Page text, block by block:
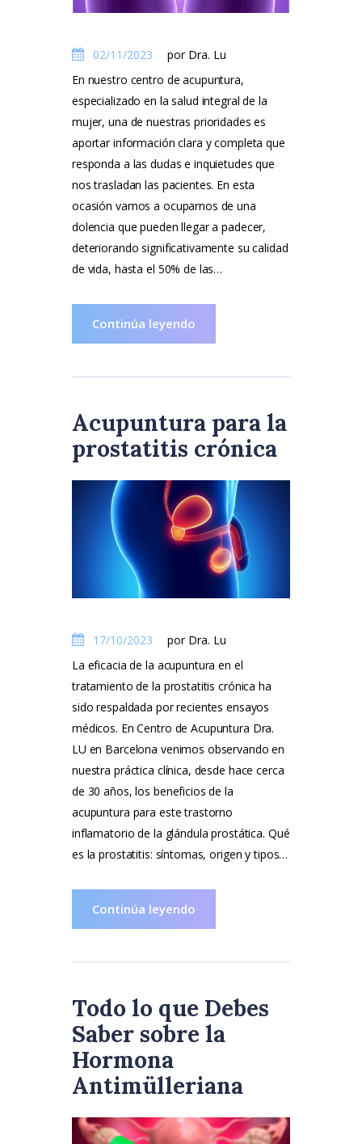
02/11/2023
por Dra. Lu
En nuestro centro de acupuntura,
especializado en la salud integral de la
mujer, una de nuestras prioridades es
aportar información clara y completa que
responda a las dudas e inquietudes que
nos trasladan las pacientes. En esta
ocasión vamos a ocuparnos de una
dolencia que pueden llegar a padecer,
deteriorando significativamente su calidad
de vida, hasta el 50% de las…
Continúa leyendo
Acupuntura para la
prostatitis crónica
17/10/2023
por Dra. Lu
La eficacia de la acupuntura en el
tratamiento de la prostatitis crónica ha
sido respaldada por recientes ensayos
médicos. En Centro de Acupuntura Dra.
LU en Barcelona venimos observando en
nuestra práctica clínica, desde hace cerca
de 30 años, los beneficios de la
acupuntura para este trastorno
inflamatorio de la glándula prostática. Qué
es la prostatitis: síntomas, origen y tipos…
Continúa leyendo
Todo lo que Debes
Saber sobre la
Hormona
Antimülleriana